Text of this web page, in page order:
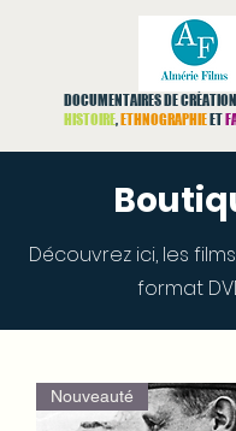
DOCUMENTAIRES DE
HISTOIRE, ETHNOGRAPHIE ET
Découvrez ici, les
format
Nouveauté